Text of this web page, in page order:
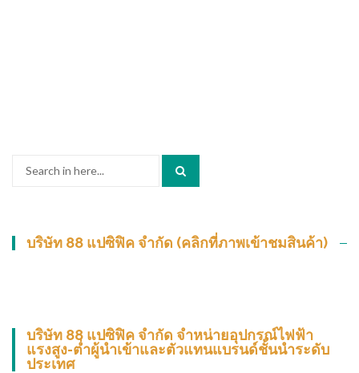
บริษัท 88 แปซิฟิค จำกัด (คลิกที่ภาพเข้าชมสินค้า)
บริษัท 88 แปซิฟิค จำกัด จำหน่ายอุปกรณ์ไฟฟ้า
แรงสูง-ต่ำผู้นำเข้าและตัวแทนแบรนด์ชั้นนำระดับ
ประเทศ